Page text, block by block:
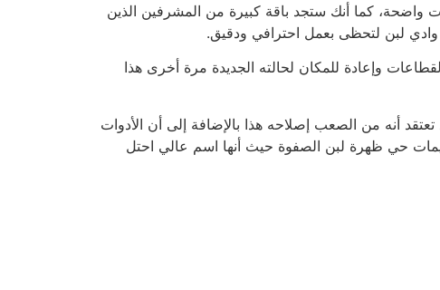
كما أنك ستجد باقة كبيرة من المشرفين الذين
لبن لتحظى بعمل احترافي ودقيق.
وإعادة للمكان لحالته الجديدة مرة أخرى هذا
أنه من الصعب إصلاحه هذا بالإضافة إلى أن الأدوات
حي ظهرة لبن الصفوة حيث أنها اسم عالي احتل